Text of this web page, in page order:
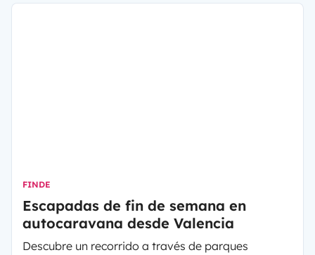
FINDE
Escapadas de fin de semana en
autocaravana desde Valencia
Descubre un recorrido a través de parques